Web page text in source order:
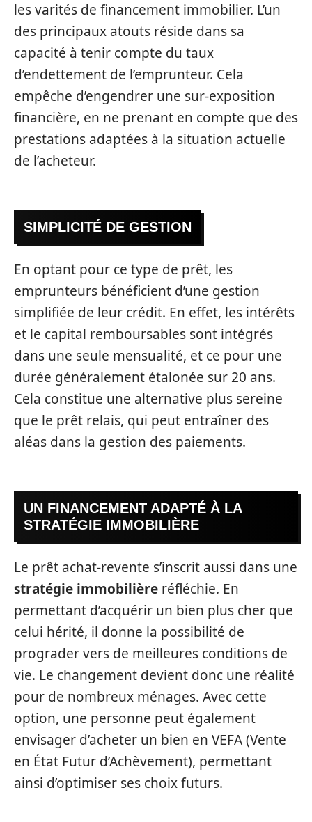
les varités de financement immobilier. L’un
des principaux atouts réside dans sa
capacité à tenir compte du taux
d’endettement de l’emprunteur. Cela
empêche d’engendrer une sur-exposition
financière, en ne prenant en compte que des
prestations adaptées à la situation actuelle
de l’acheteur.
SIMPLICITÉ DE GESTION
En optant pour ce type de prêt, les
emprunteurs bénéficient d’une gestion
simplifiée de leur crédit. En effet, les intérêts
et le capital remboursables sont intégrés
dans une seule mensualité, et ce pour une
durée généralement étalonée sur 20 ans.
Cela constitue une alternative plus sereine
que le prêt relais, qui peut entraîner des
aléas dans la gestion des paiements.
UN FINANCEMENT ADAPTÉ À LA
STRATÉGIE IMMOBILIÈRE
Le prêt achat-revente s’inscrit aussi dans une
stratégie immobilière réfléchie. En
permettant d’acquérir un bien plus cher que
celui hérité, il donne la possibilité de
prograder vers de meilleures conditions de
vie. Le changement devient donc une réalité
pour de nombreux ménages. Avec cette
option, une personne peut également
envisager d’acheter un bien en VEFA (Vente
en État Futur d’Achèvement), permettant
ainsi d’optimiser ses choix futurs.